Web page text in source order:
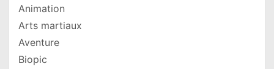
Animation
Arts martiaux
Aventure
Biopic